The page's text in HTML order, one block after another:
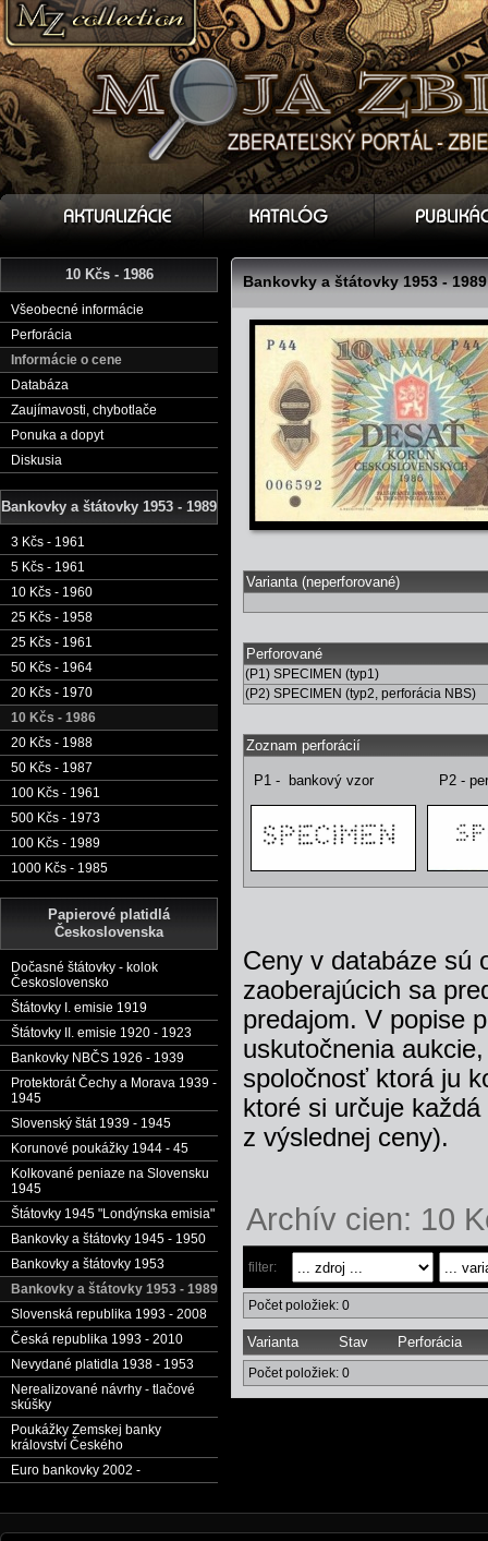
10 Kčs - 1986
Všeobecné informácie
Perforácia
Informácie o cene
Databáza
Zaujímavosti, chybotlače
Ponuka a dopyt
Diskusia
Bankovky a štátovky 1953 - 1989
3 Kčs - 1961
5 Kčs - 1961
10 Kčs - 1960
25 Kčs - 1958
25 Kčs - 1961
50 Kčs - 1964
20 Kčs - 1970
10 Kčs - 1986
20 Kčs - 1988
50 Kčs - 1987
100 Kčs - 1961
500 Kčs - 1973
100 Kčs - 1989
1000 Kčs - 1985
Papierové platidlá
Československa
Dočasné štátovky - kolok
Československo
Štátovky I. emisie 1919
Štátovky II. emisie 1920 - 1923
Bankovky NBČS 1926 - 1939
Protektorát Čechy a Morava 1939 -
1945
Slovenský štát 1939 - 1945
Korunové poukážky 1944 - 45
Kolkované peniaze na Slovensku
1945
Štátovky 1945 "Londýnska emisia"
Bankovky a štátovky 1945 - 1950
Bankovky a štátovky 1953
Bankovky a štátovky 1953 - 1989
Slovenská republika 1993 - 2008
Česká republika 1993 - 2010
Nevydané platidla 1938 - 1953
Nerealizované návrhy - tlačové
skúšky
Poukážky Zemskej banky
království Českého
Euro bankovky 2002 -
Bankovky a štátovky 1953 -
Varianta (neperforované)
Perforované
(P1) SPECIMEN (typ1)
(P2) SPECIMEN (typ2, perforácia NBS)
Zoznam perforácií
P1 - bankový vzor P2 -
Ceny v databáze sú
zaoberajúcich sa
predajom. V popise
uskutočnenia
spoločnosť ktorá ju
ktoré si určuje
z výslednej ceny).
Archív cien: 10
filter:
Počet položiek: 0
Varianta Stav Perforácia
Počet položiek: 0